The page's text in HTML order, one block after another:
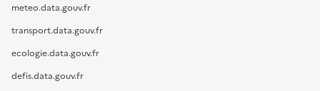
meteo.data.gouv.fr
transport.data.gouv.fr
ecologie.data.gouv.fr
defis.data.gouv.fr